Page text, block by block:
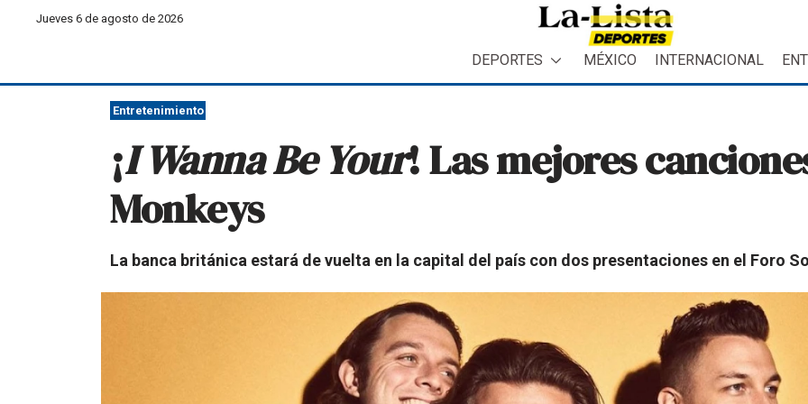
Jueves 6 de agosto de 2026
DEPORTES MÉXICO INTERNACIONAL
Entretenimiento
¡I Wanna Be Your! Las mejores
Monkeys
La banca británica estará de vuelta en la capital del país con dos presentaciones en el Foro